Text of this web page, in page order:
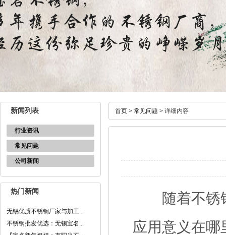
新闻列表
行业资讯
常见问题
公司新闻
热门新闻
无锡优质不锈钢厂家与加工...
不锈钢批发优选：无锡宝名...
首页 > 常见问题 > 详细内容
随着不锈钢
应用意义在